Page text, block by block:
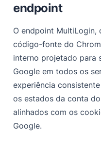
endpoint
O endpoint MultiLogin,
código-fonte do
interno projetado para
Google em todos os
experiência
os estados da conta
alinhados com os
Google.